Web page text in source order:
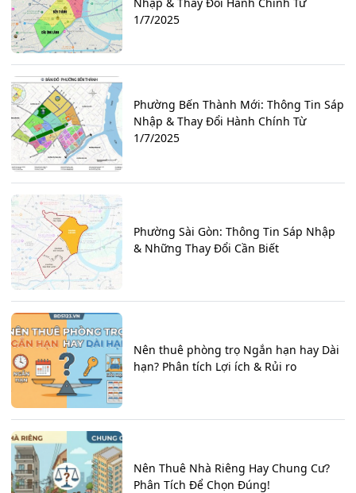
Nhập & Thay Đổi Hành Chính Từ
1/7/2025
Phường Bến Thành Mới: Thông Tin Sáp
Nhập & Thay Đổi Hành Chính Từ
1/7/2025
Phường Sài Gòn: Thông Tin Sáp Nhập
& Những Thay Đổi Cần Biết
Nên thuê phòng trọ Ngắn hạn hay Dài
hạn? Phân tích Lợi ích & Rủi ro
Nên Thuê Nhà Riêng Hay Chung Cư?
Phân Tích Để Chọn Đúng!